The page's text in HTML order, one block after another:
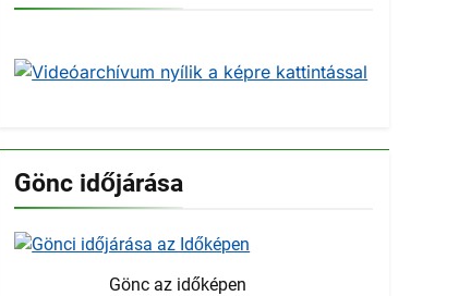
Gönc időjárása
Gönc az időképen